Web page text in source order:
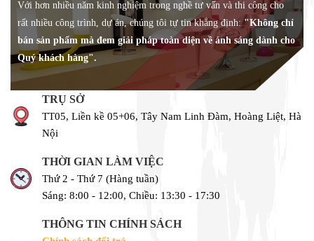
Với hơn nhiều năm kinh nghiệm trong nghề tư vấn và thi công cho
rất nhiều công trình, dự án, chúng tôi tự tin khẳng định:"Không chỉ
bán sản phẩm mà đem giải pháp toàn diện về ánh sáng dành cho
Quý khách hàng".
TRỤ SỞ
TT05, Liền kề 05+06, Tây Nam Linh Đàm, Hoàng Liệt, Hà
Nội
THỜI GIAN LÀM VIỆC
Thứ 2 - Thứ 7 (Hàng tuần)
Sáng: 8:00 - 12:00, Chiều: 13:30 - 17:30
THÔNG TIN CHÍNH SÁCH